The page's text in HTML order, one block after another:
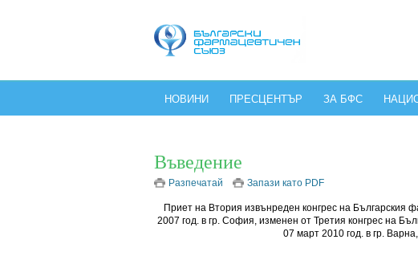
НОВИНИ ПРЕСЦЕНТЪР ЗА БФС
Въведение
Разпечатай Запази като PDF
Приет на Втория извънреден конгрес на Българския
2007 год. в гр. София, изменен от Третия конгрес на
07 март 2010 год. в гр.